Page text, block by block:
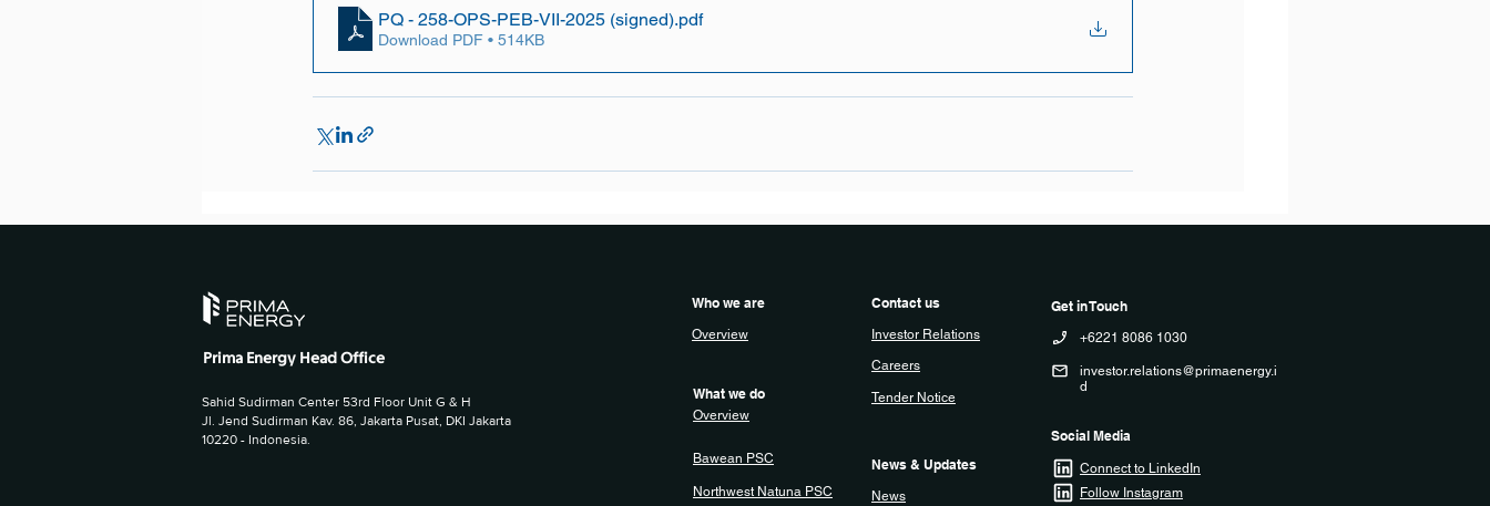
PQ - 258-OPS-PEB-VII-2025 (signed).pdf
Download PDF • 514KB
Prima Energy Head Office
Sahid Sudirman Center 53rd Floor Unit G & H
Jl. Jend Sudirman Kav. 86, Jakarta Pusat, DKI Jakarta
10220 - Indonesia.
Who we are
Overview
Contact us
Investor Relations
Get in Touch
+6221 8086 1030
What we do
investor.relations@primaenergy.i
d
Social Media
Bawean PSC
Northwest Natuna PSC
News & Updates
News
Connect to LinkedIn
Overview
Careers
Tender Notice
Follow Instagram